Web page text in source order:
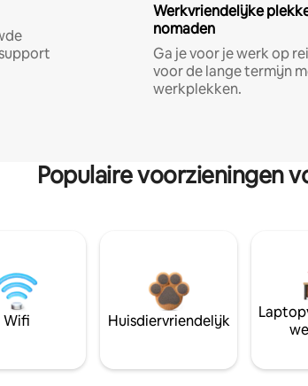
Werkvriendelijke
nomaden
Ga je voor je werk op
voor de lange termijn
werkplekken.
Populaire voorzieningen
Wifi Huisdiervriendelijk